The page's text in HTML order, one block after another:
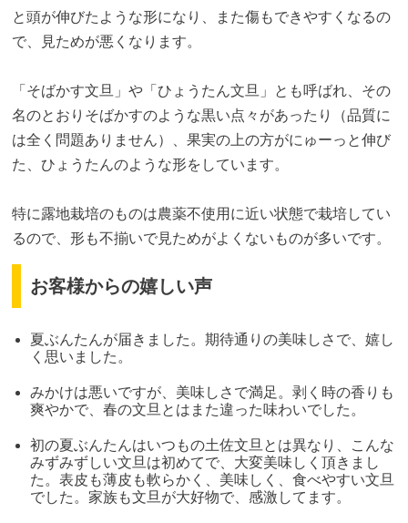
と頭が伸びたような形になり、また傷もできやすくなるの
で、見ためが悪くなります。
「そばかす文旦」や「ひょうたん文旦」とも呼ばれ、その
名のとおりそばかすのような黒い点々があったり（品質に
は全く問題ありません）、果実の上の方がにゅーっと伸び
た、ひょうたんのような形をしています。
特に露地栽培のものは農薬不使用に近い状態で栽培してい
るので、形も不揃いで見ためがよくないものが多いです。
お客様からの嬉しい声
夏ぶんたんが届きました。期待通りの美味しさで、嬉し
く思いました。
みかけは悪いですが、美味しさで満足。剥く時の香りも
爽やかで、春の文旦とはまた違った味わいでした。
初の夏ぶんたんはいつもの土佐文旦とは異なり、こんな
みずみずしい文旦は初めてで、大変美味しく頂きまし
た。表皮も薄皮も軟らかく、美味しく、食べやすい文旦
でした。家族も文旦が大好物で、感激してます。